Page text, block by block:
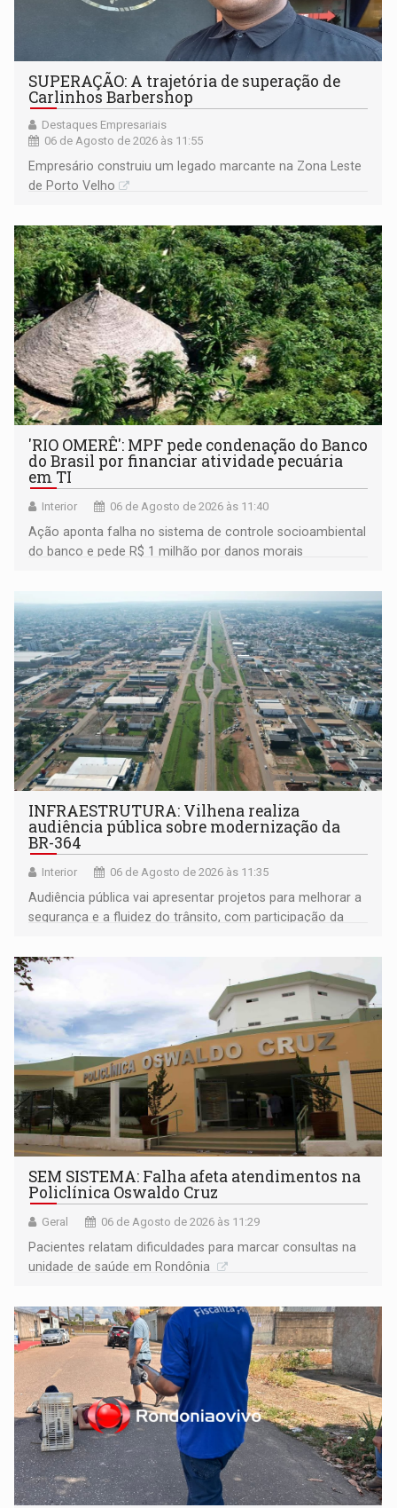
SUPERAÇÃO: A trajetória de superação de
Carlinhos Barbershop
Destaques Empresariais
06 de Agosto de 2026 às 11:55
Empresário construiu um legado marcante na Zona Leste
de Porto Velho
'RIO OMERÊ': MPF pede condenação do Banco
do Brasil por financiar atividade pecuária
em TI
Interior 06 de Agosto de 2026 às 11:40
Ação aponta falha no sistema de controle socioambiental
do banco e pede R$ 1 milhão por danos morais
INFRAESTRUTURA: Vilhena realiza
audiência pública sobre modernização da
BR-364
Interior 06 de Agosto de 2026 às 11:35
Audiência pública vai apresentar projetos para melhorar a
segurança e a fluidez do trânsito, com participação da
SEM SISTEMA: Falha afeta atendimentos na
Policlínica Oswaldo Cruz
Geral 06 de Agosto de 2026 às 11:29
Pacientes relatam dificuldades para marcar consultas na
unidade de saúde em Rondônia